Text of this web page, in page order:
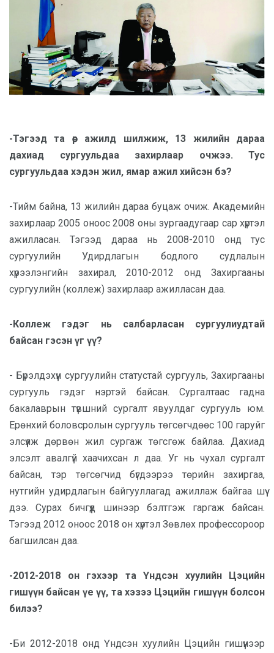
-Тэгээд та өөр ажилд шилжиж, 13 жилийн дараа
дахиад сургуульдаа захирлаар очжээ. Тус
сургуульдаа хэдэн жил, ямар ажил хийсэн бэ?
-Тийм байна, 13 жилийн дараа буцаж очиж. Академийн
захирлаар 2005 оноос 2008 оны зургаадугаар сар хүртэл
ажилласан. Тэгээд дараа нь 2008-2010 онд тус
сургуулийн Удирдлагын бодлого судлалын
хүрээлэнгийн захирал, 2010-2012 онд Захиргааны
сургуулийн (коллеж) захирлаар ажилласан даа.
-Коллеж гэдэг нь салбарласан сургуулиудтай
байсан гэсэн үг үү?
- Бүрэлдэхүүн сургуулийн статустай сургууль, Захиргааны
сургууль гэдэг нэртэй байсан. Сургалтаас гадна
бакалаврын түвшний сургалт явуулдаг сургууль юм.
Ерөнхий боловсролын сургууль төгсөгчдөөс 100 гаруйг
элсүүлж дөрвөн жил сургаж төгсгөж байлаа. Дахиад
элсэлт авалгүй хаачихсан л даа. Уг нь чухал сургалт
байсан, тэр төгсөгчид бүгдээрээ төрийн захиргаа,
нутгийн удирдлагын байгууллагад ажиллаж байгаа шүү
дээ. Сурах бичгүүд шинээр бэлтгэж гаргаж байсан.
Тэгээд 2012 оноос 2018 он хүртэл Зөвлөх профессороор
багшилсан даа.
-2012-2018 он гэхээр та Үндсэн хуулийн Цэцийн
гишүүн байсан үе үү, та хэзээ Цэцийн гишүүн болсон
билээ?
-Би 2012-2018 онд Үндсэн хуулийн Цэцийн гишүүнээр